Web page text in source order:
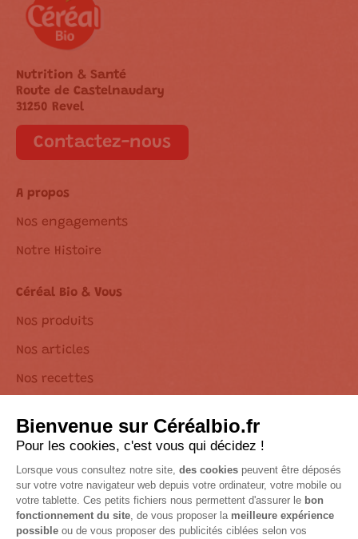
Nutrition & Santé
Route de Castelnaudary
31250 Revel
Contactez-nous
A propos
Nos engagements
Notre Histoire
Céréal Bio & Vous
Nos produits
Nos articles
Nos recettes
Une question ?
Vous êtes un professionnel ?
Foire aux questions
Nous contacter